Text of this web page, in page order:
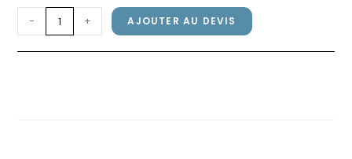
quantité
de
Pack
- + AJOUTER AU DEVIS